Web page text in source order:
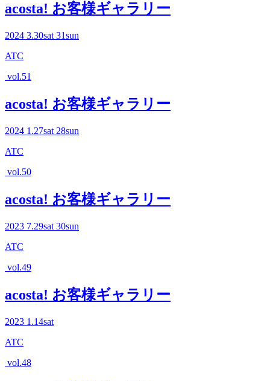
acosta! お客様ギャラリー
2024 3.30sat 31sun
ATC
vol.51
acosta! お客様ギャラリー
2024 1.27sat 28sun
ATC
vol.50
acosta! お客様ギャラリー
2023 7.29sat 30sun
ATC
vol.49
acosta! お客様ギャラリー
2023 1.14sat
ATC
vol.48